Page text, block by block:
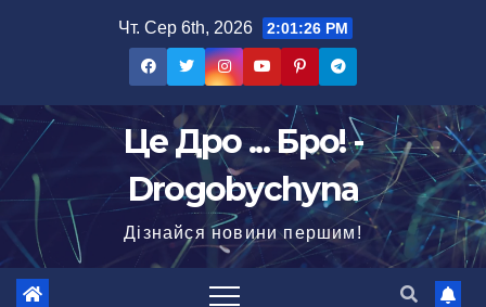
Чт. Сер 6th, 2026 2:01:27 PM
Це Дро ... Бро! -
Drogobychyna
Дізнайся новини першим!